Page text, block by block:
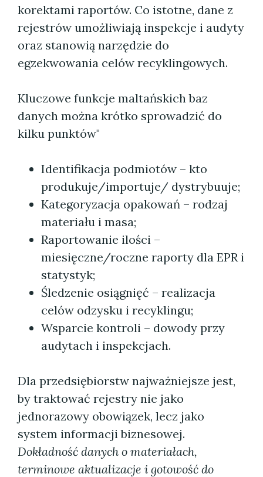
korektami raportów. Co istotne, dane z
rejestrów umożliwiają inspekcje i audyty
oraz stanowią narzędzie do
egzekwowania celów recyklingowych.
Kluczowe funkcje maltańskich baz
danych można krótko sprowadzić do
kilku punktów"
Identifikacja podmiotów – kto
produkuje/importuje/ dystrybuuje;
Kategoryzacja opakowań – rodzaj
materiału i masa;
Raportowanie ilości –
miesięczne/roczne raporty dla EPR i
statystyk;
Śledzenie osiągnięć – realizacja
celów odzysku i recyklingu;
Wsparcie kontroli – dowody przy
audytach i inspekcjach.
Dla przedsiębiorstw najważniejsze jest,
by traktować rejestry nie jako
jednorazowy obowiązek, lecz jako
system informacji biznesowej.
Dokładność danych o materiałach,
terminowe aktualizacje i gotowość do